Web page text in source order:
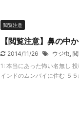
閲覧注意
【閲覧注意】鼻の中
2014/11/26 ウジ虫
1: 本当にあった怖い名無し
インドのムンバイに住む ５